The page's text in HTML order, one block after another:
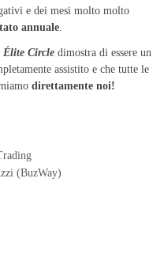
e dei mesi molto molto
annuale
Élite Circle dimostra di essere un
assistito e che tutte le
direttamente noi!
(BuzWay)